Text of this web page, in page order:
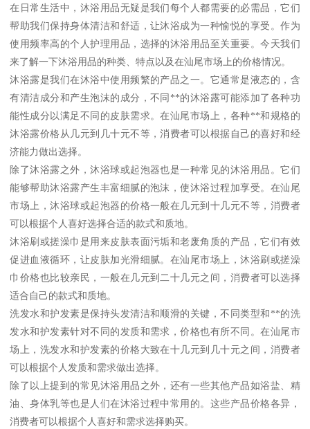
在日常生活中，沐浴用品无疑是我们每个人都需要的必需品，它们
帮助我们保持身体清洁和舒适，让沐浴成为一种愉悦的享受。作为
使用频率高的个人护理用品，选择的沐浴用品至关重要。今天我们
来了解一下沐浴用品的种类、特点以及在汕尾市场上的价格情况。
沐浴露是我们在沐浴中使用频繁的产品之一。它通常是液态的，含
有清洁成分和产生泡沫的成分，不同**的沐浴露可能添加了各种功
能性成分以满足不同的皮肤需求。在汕尾市场上，各种**和规格的
沐浴露价格从几元到几十元不等，消费者可以根据自己的喜好和经
济能力做出选择。
除了沐浴露之外，沐浴球或起泡器也是一种常见的沐浴用品。它们
能够帮助沐浴露产生丰富细腻的泡沫，使沐浴过程加享受。在汕尾
市场上，沐浴球或起泡器的价格一般在几元到十几元不等，消费者
可以根据个人喜好选择合适的款式和质地。
沐浴刷或搓澡巾是用来皮肤表面污垢和老废角质的产品，它们有效
促进血液循环，让皮肤加光滑细腻。在汕尾市场上，沐浴刷或搓澡
巾价格也比较亲民，一般在几元到二十几元之间，消费者可以选择
适合自己的款式和质地。
洗发水和护发素是保持头发清洁和顺滑的关键，不同类型和**的洗
发水和护发素针对不同的发质和需求，价格也有所不同。在汕尾市
场上，洗发水和护发素的价格大致在十几元到几十元之间，消费者
可以根据个人发质和需求做出选择。
除了以上提到的常见沐浴用品之外，还有一些其他产品如浴盐、精
油、身体乳等也是人们在沐浴过程中常用的。这些产品价格各异，
消费者可以根据个人喜好和需求选择购买。